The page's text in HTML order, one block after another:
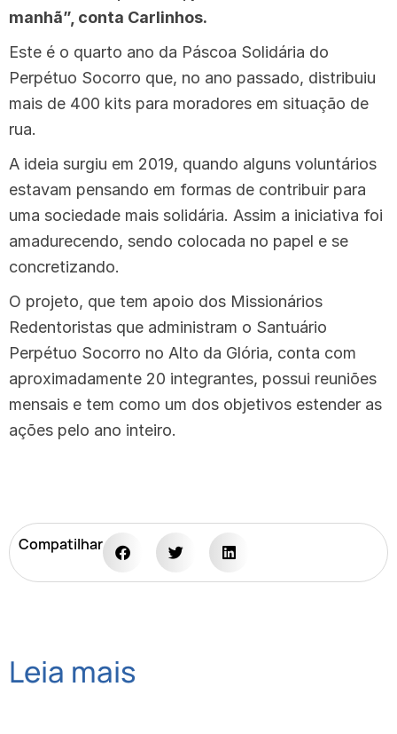
manhã”, conta Carlinhos.
Este é o quarto ano da Páscoa Solidária do
Perpétuo Socorro que, no ano passado, distribuiu
mais de 400 kits para moradores em situação de
rua.
A ideia surgiu em 2019, quando alguns voluntários
estavam pensando em formas de contribuir para
uma sociedade mais solidária. Assim a iniciativa foi
amadurecendo, sendo colocada no papel e se
concretizando.
O projeto, que tem apoio dos Missionários
Redentoristas que administram o Santuário
Perpétuo Socorro no Alto da Glória, conta com
aproximadamente 20 integrantes, possui reuniões
mensais e tem como um dos objetivos estender as
ações pelo ano inteiro.
Compatilhar
Leia mais